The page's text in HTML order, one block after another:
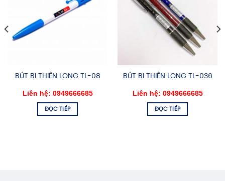
BÚT BI THIÊN LONG TL-08
Liên hệ: 0949666685
ĐỌC TIẾP
BÚT BI THIÊN LONG TL-036
Liên hệ: 0949666685
ĐỌC TIẾP